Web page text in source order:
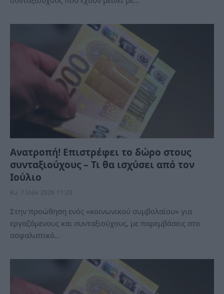
Ανατροπή! Επιστρέφει το δώρο στους
συνταξιούχους – Τι θα ισχύσει από τον
Ιούλιο
Κυ, 7 Ιούν 2026 11:23
Στην προώθηση ενός «κοινωνικού συμβολαίου» για
εργαζόμενους και συνταξιούχους, με παρεμβάσεις στο
ασφαλιστικό…